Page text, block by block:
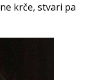
krče, stvari pa